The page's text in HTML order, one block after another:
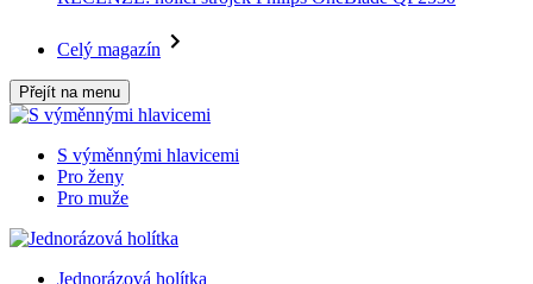
Celý magazín
Přejít na menu
S výměnnými hlavicemi
Pro ženy
Pro muže
Jednorázová holítka